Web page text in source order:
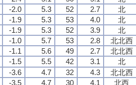
-2.0 5.3 52 2.7
北
-1.9 5.3 53 4.0
北
-1.9 5.3 52 3.9 北
-1.0 5.7 53 2.8 北北西
-1.1 5.6 49 2.7 北北西
-1.5 5.5 42 3.1 北
-3.6 4.7 32 4.3 北北西
-3.5 4.7 30 4.1 北西